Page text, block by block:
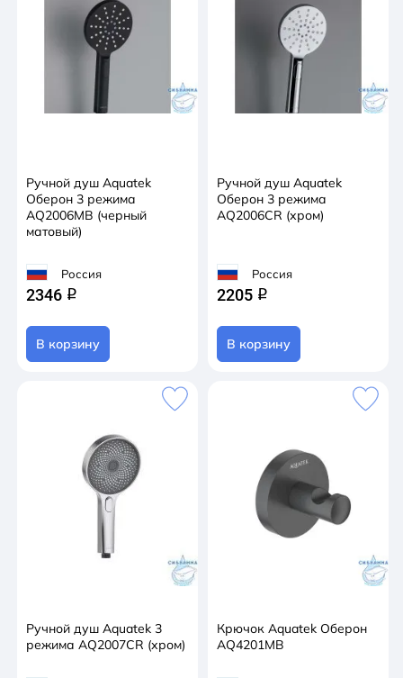
Ручной душ Aquatek
Оберон 3 режима
AQ2006MB (черный
матовый)
Россия
2346 q
В корзину
Ручной душ Aquatek
Оберон 3 режима
AQ2006CR (хром)
Россия
2205 q
В корзину
Ручной душ Aquatek 3
режима AQ2007CR (хром)
Крючок Aquatek Оберон
AQ4201MB